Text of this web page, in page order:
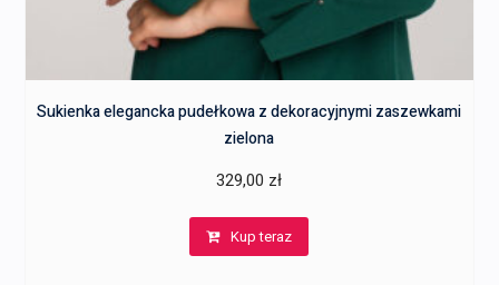
Sukienka elegancka pudełkowa z dekoracyjnymi zaszewkami
zielona
329,00 zł
Kup teraz